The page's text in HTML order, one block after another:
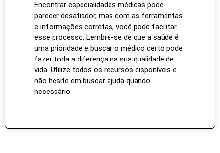
Encontrar especialidades médicas pode
parecer desafiador, mas com as ferramentas
e informações corretas, você pode facilitar
esse processo. Lembre-se de que a saúde é
uma prioridade e buscar o médico certo pode
fazer toda a diferença na sua qualidade de
vida. Utilize todos os recursos disponíveis e
não hesite em buscar ajuda quando
necessário.